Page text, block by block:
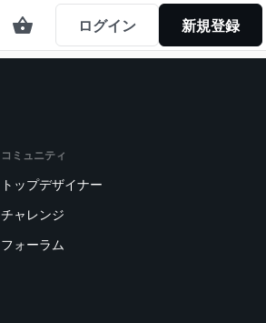
ログイン 新規登録
コミュニティ
トップデザイナー
チャレンジ
フォーラム